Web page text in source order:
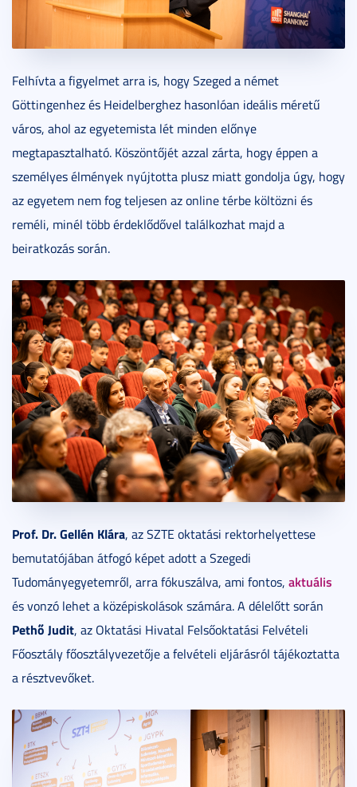
Felhívta a figyelmet arra is, hogy Szeged a német
Göttingenhez és Heidelberghez hasonlóan ideális méretű
város, ahol az egyetemista lét minden előnye
megtapasztalható. Köszöntőjét azzal zárta, hogy éppen a
személyes élmények nyújtotta plusz miatt gondolja úgy, hogy
az egyetem nem fog teljesen az online térbe költözni és
reméli, minél több érdeklődővel találkozhat majd a
beiratkozás során.
Prof. Dr. Gellén Klára, az SZTE oktatási rektorhelyettese
bemutatójában átfogó képet adott a Szegedi
Tudományegyetemről, arra fókuszálva, ami fontos, aktuális
és vonzó lehet a középiskolások számára. A délelőtt során
Pethő Judit, az Oktatási Hivatal Felsőoktatási Felvételi
Főosztály főosztályvezetője a felvételi eljárásról tájékoztatta
a résztvevőket.